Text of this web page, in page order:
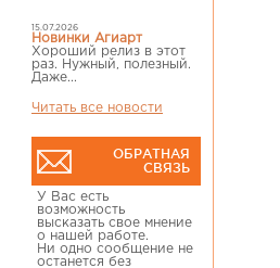
15.07.2026
Новинки Агиарт
Хороший релиз в этот
раз. Нужный, полезный.
Даже...
Читать все новости
ОБРАТНАЯ
СВЯЗЬ
У Вас есть
возможность
высказать свое мнение
о нашей работе.
Ни одно сообщение не
останется без